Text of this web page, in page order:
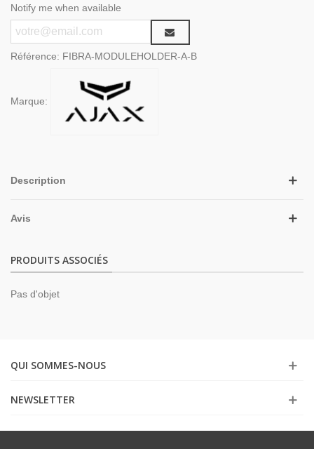
Notify me when available
Référence: FIBRA-MODULEHOLDER-A-B
Marque:
Description
Avis
PRODUITS ASSOCIÉS
Pas d'objet
QUI SOMMES-NOUS
NEWSLETTER